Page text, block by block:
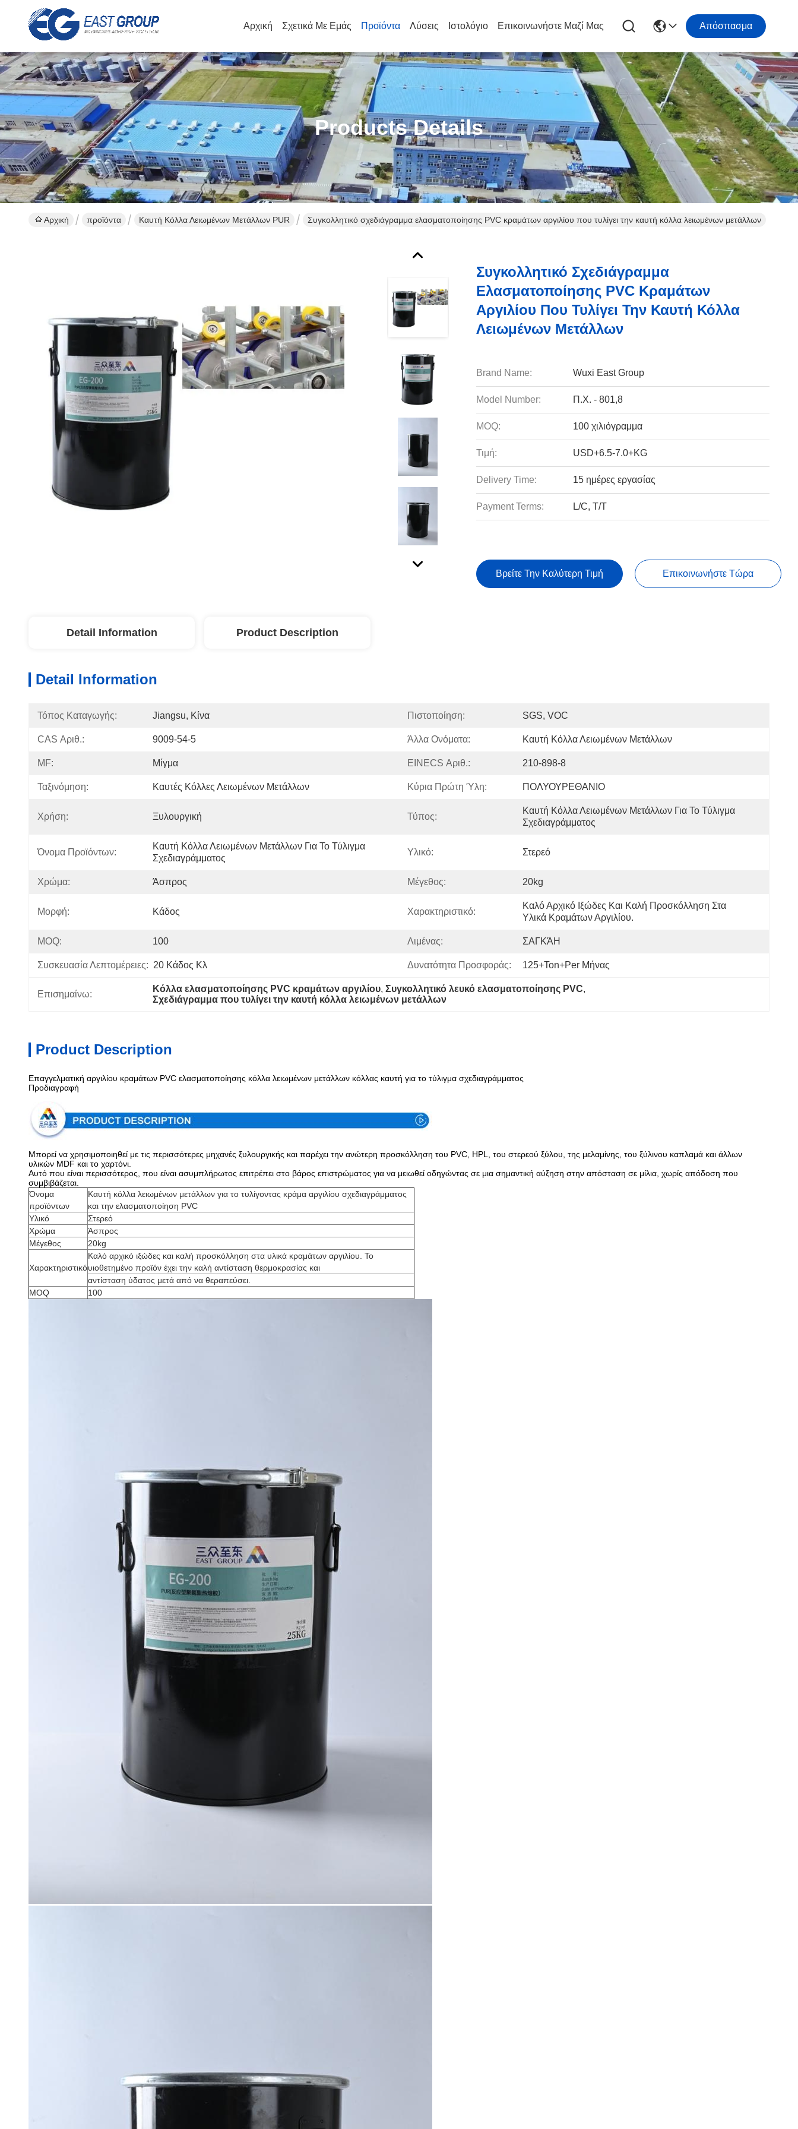
Αρχική Σχετικά Με Εμάς Προϊόντα Λύσεις Ιστολόγιο Επικοινωνήστε Μαζί Μας Απόσπασμα
Products Details
Αρχική προϊόντα Καυτή Κόλλα Λειωμένων Μετάλλων PUR Συγκολλητικό σχεδιάγραμμα ελασματοποίησης PVC κραμάτων αργιλίου που τυλίγει την καυτή κόλλα λειωμένων μετάλλων
Συγκολλητικό Σχεδιάγραμμα
Ελασματοποίησης PVC Κραμάτων
Αργιλίου Που Τυλίγει Την Καυτή Κόλλα
Λειωμένων Μετάλλων
Brand Name: Wuxi East Group
Model Number: Π.Χ. - 801,8
MOQ: 100 χιλιόγραμμα
Τιμή: USD+6.5-7.0+KG
Delivery Time: 15 ημέρες εργασίας
Payment Terms: L/C, T/T
Βρείτε Την Καλύτερη Τιμή Επικοινωνήστε Τώρα
Detail Information Product Description
Detail Information
Τόπος Καταγωγής: Jiangsu, Κίνα Πιστοποίηση: SGS, VOC
CAS Αριθ.: 9009-54-5 Άλλα Ονόματα: Καυτή Κόλλα Λειωμένων Μετάλλων
MF: Μίγμα EINECS Αριθ.: 210-898-8
Ταξινόμηση: Καυτές Κόλλες Λειωμένων Μετάλλων Κύρια Πρώτη Ύλη: ΠΟΛΥΟΥΡΕΘΑΝΙΟ
Χρήση: Ξυλουργική Τύπος:
Καυτή Κόλλα Λειωμένων Μετάλλων Για Το Τύλιγμα
Σχεδιαγράμματος
Όνομα Προϊόντων:
Καυτή Κόλλα Λειωμένων Μετάλλων Για Το Τύλιγμα
Σχεδιαγράμματος
Υλικό: Στερεό
Χρώμα: Άσπρος Μέγεθος: 20kg
Μορφή: Κάδος Χαρακτηριστικό:
Καλό Αρχικό Ιξώδες Και Καλή Προσκόλληση Στα
Υλικά Κραμάτων Αργιλίου.
MOQ: 100 Λιμένας: ΣΑΓΚΆΗ
Συσκευασία Λεπτομέρειες: 20 Κάδος Κλ Δυνατότητα Προσφοράς: 125+Ton+per Μήνας
Επισημαίνω:
Κόλλα ελασματοποίησης PVC κραμάτων αργιλίου, Συγκολλητικό λευκό ελασματοποίησης PVC,
Σχεδιάγραμμα που τυλίγει την καυτή κόλλα λειωμένων μετάλλων
Product Description
Επαγγελματική αργιλίου κραμάτων PVC ελασματοποίησης κόλλα λειωμένων μετάλλων κόλλας καυτή για το τύλιγμα σχεδιαγράμματος
Προδιαγραφή
Μπορεί να χρησιμοποιηθεί με τις περισσότερες μηχανές ξυλουργικής και παρέχει την ανώτερη προσκόλληση του PVC, HPL, του στερεού ξύλου, της μελαμίνης, του ξύλινου καπλαμά και άλλων
υλικών MDF και το χαρτόνι.
Αυτό που είναι περισσότερος, που είναι ασυμπλήρωτος επιτρέπει στο βάρος επιστρώματος για να μειωθεί οδηγώντας σε μια σημαντική αύξηση στην απόσταση σε μίλια, χωρίς απόδοση που
συμβιβάζεται.
Όνομα
προϊόντων
Καυτή κόλλα λειωμένων μετάλλων για το τυλίγοντας κράμα αργιλίου σχεδιαγράμματος
και την ελασματοποίηση PVC
Υλικό
Στερεό
Χρώμα
Άσπρος
Μέγεθος
20kg
Χαρακτηριστικό
Καλό αρχικό ιξώδες και καλή προσκόλληση στα υλικά κραμάτων αργιλίου. Το
υιοθετημένο προϊόν έχει την καλή αντίσταση θερμοκρασίας και
αντίσταση ύδατος μετά από να θεραπεύσει.
MOQ
100